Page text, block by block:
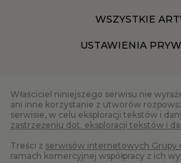
WSZYSTKIE
USTAWIENIA
Właściciel niniejszego serwisu nie
ani inne korzystanie z utworów
serwisie, w celu eksploracji tekstów i
zastrzeżeniu dot. eksploracji tekstów i
Treści z serwisów internetowych Grupy
ramach komercyjnej współpracy z ich